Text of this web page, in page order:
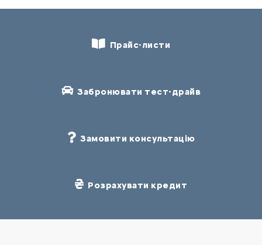
Прайс-листи
Забронювати тест-драйв
Замовити консультацію
Розрахувати кредит